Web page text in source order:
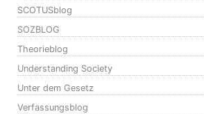
SCOTUSblog
SOZBLOG
Theorieblog
Understanding Society
Unter dem Gesetz
Verfassungsblog